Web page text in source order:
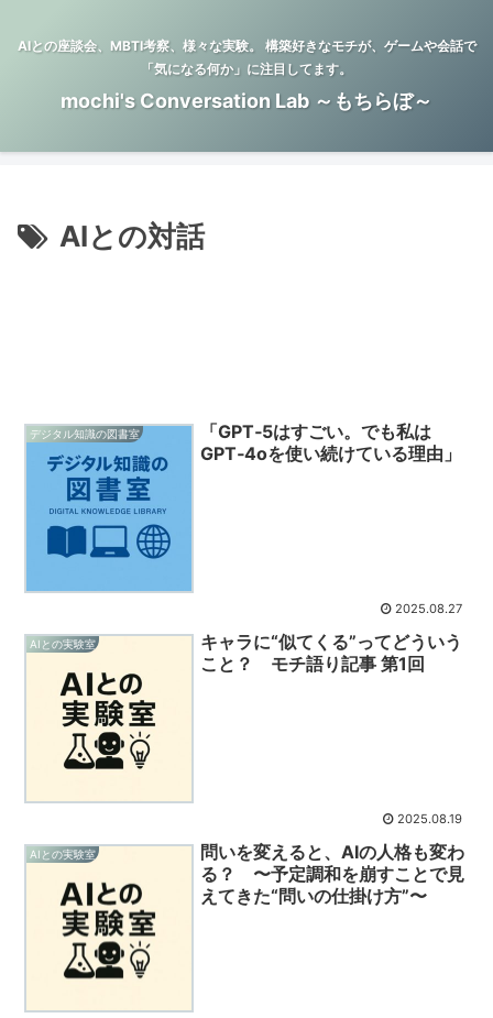
AIとの座談会、MBTI考察、様々な実験。 構築好きなモチが、ゲームや会話で
「気になる何か」に注目してます。
mochi's Conversation Lab ～もちらぼ～
AIとの対話
デジタル知識の図書室
「GPT‑5はすごい。でも私は
GPT‑4oを使い続けている理由」
2025.08.27
AIとの実験室
キャラに“似てくる”ってどういう
こと？ モチ語り記事 第1回
2025.08.19
AIとの実験室
問いを変えると、AIの人格も変わ
る？ 〜予定調和を崩すことで見
えてきた“問いの仕掛け方”〜